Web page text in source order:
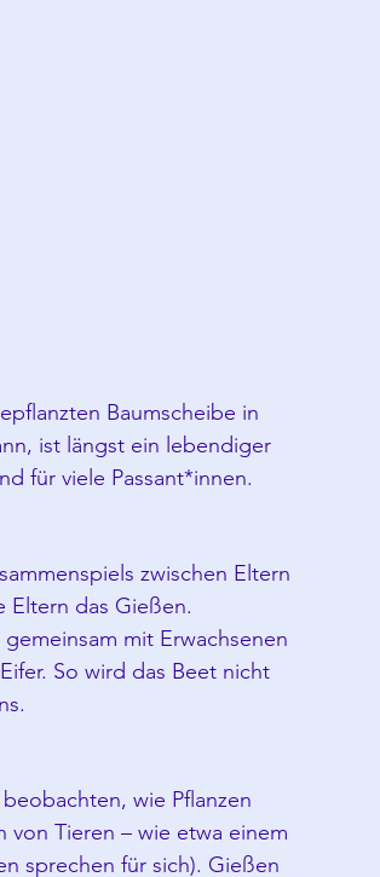
Baumscheibe in
ist längst ein lebendiger
für viele Passant*innen.
zwischen Eltern
Eltern das Gießen.
mit Erwachsenen
So wird das Beet nicht
wie Pflanzen
von Tieren – wie etwa einem
sprechen für sich). Gießen